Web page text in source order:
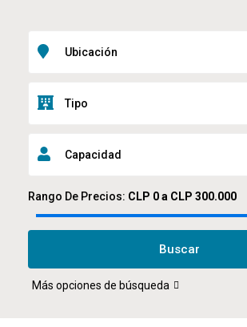
Ubicación
Tipo
Capacidad
Rango De Precios: CLP 0 a CLP 300.000
Buscar
Más opciones de búsqueda